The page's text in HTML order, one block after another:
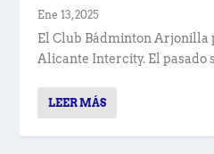
Ene 13, 2025
El Club Bádminton Arjonilla
Alicante Intercity. El pasado
LEER MÁS